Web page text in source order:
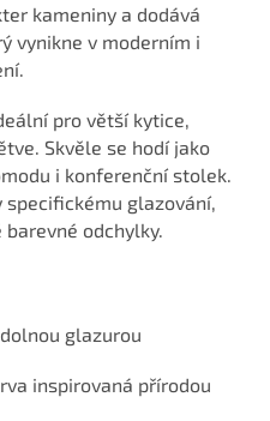
kameniny a dodává
vynikne v moderním i
pro větší kytice,
Skvěle se hodí jako
i konferenční stolek.
specifickému glazování,
odchylky.
glazurou
inspirovaná přírodou